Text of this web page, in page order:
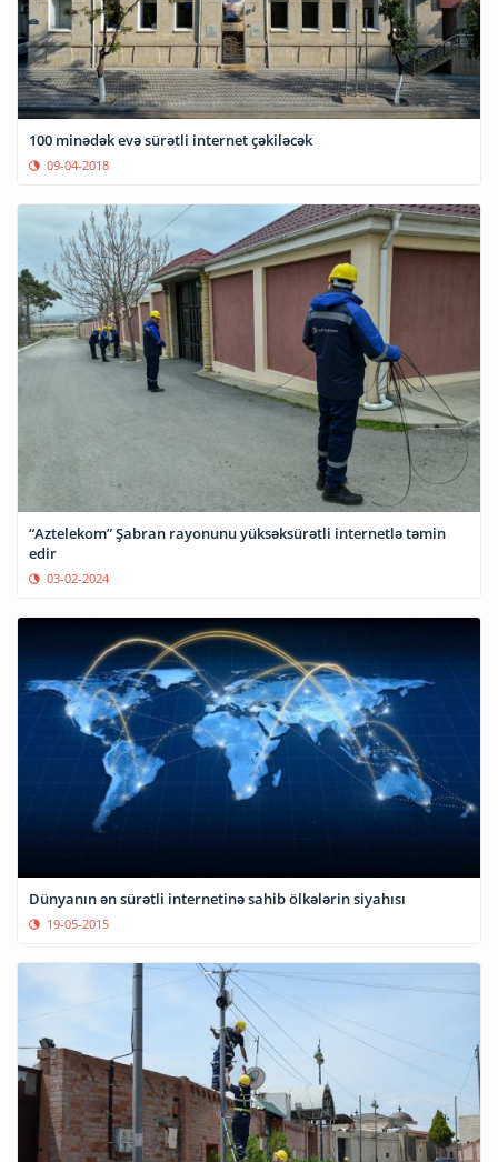
100 minədək evə sürətli internet çəkiləcək
09-04-2018
“Aztelekom” Şabran rayonunu yüksəksürətli internetlə təmin
edir
03-02-2024
Dünyanın ən sürətli internetinə sahib ölkələrin siyahısı
19-05-2015